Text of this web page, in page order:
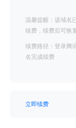
温馨提醒：该域名
续费，续费后可恢
续费路径：登录腾
名完成续费
立即续费